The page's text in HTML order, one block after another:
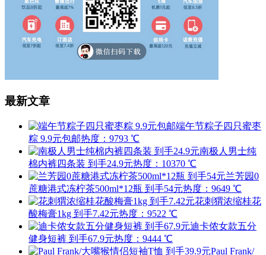
最新文章
端午节粽子四只蜜枣
粽 9.9元包邮热度：9793 ℃
南极人男士纯
棉内裤四条装 到手24.9元热度：10370 ℃
兰芳园0
蔗糖港式冻柠茶500ml*12瓶 到手54元热度：9649 ℃
花刺猬浓缩桂花
酸梅膏1kg 到手7.42元热度：9522 ℃
迪卡侬女款五分
健身短裤 到手67.9元热度：9444 ℃
Paul Frank/